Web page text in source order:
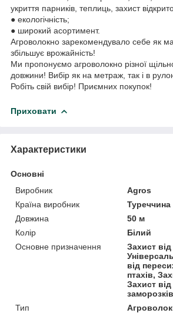
укриття парників, теплиць, захист
● екологічність;
● широкий асортимент.
Агроволокно зарекомендувало себе як
збільшує врожайність!
Ми пропонуємо агроволокно різної
довжини! Вибір як на метраж, так і в
Робіть свій вибір! Приємних покупок!
Приховати
Характеристики
Основні
Виробник
Agros
Країна виробник
Туреччина
Довжина
50 м
Колір
Білий
Основне призначення
Захист
від
птахів,
Захист
заморозків
Тип